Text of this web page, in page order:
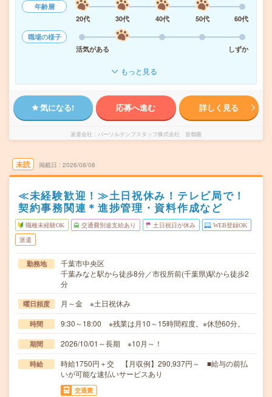
年齢層
20代
30代 40代 50代
60代
職場の様子
活気がある
しずか
もっと見る
気になる! 応募へ進む 詳しく見る
派遣会社 パーソルテンプスタッフ株式会社 首都圏
未読 掲載日 2026/08/08
≪未経験歓迎！≫土日祝休み！テレビ局で！
契約事務関連＊進捗管理・資料作成など
職種未経験OK 交通費別途支給あり 土日祝日が休み WEB登録OK
派遣
勤務地
千葉市中央区
千葉みなと駅から徒歩8分／市役所前(千葉県)駅から徒歩2
分
曜日頻度 月～金 ※土日祝休み
時間 9:30～18:00 ※残業は月10～15時間程度。※休憩60分。
期間 2026/10/01～長期 ※10月～！
時給
時給1750円＋交 【月収例】290,937円～ ■給与の前払
いが可能な速払いサービスあり
交通費